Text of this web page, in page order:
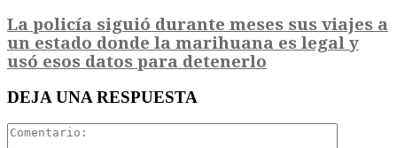
La policía siguió durante meses sus viajes a
un estado donde la marihuana es legal y
usó esos datos para detenerlo
DEJA UNA RESPUESTA